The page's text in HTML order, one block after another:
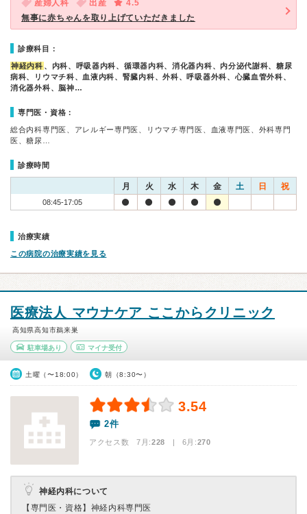
産婦人科 出産
4.5
無事に赤ちゃんを取り上げていただきました
診療科目：
神経内科 、内科、呼吸器内科、循環器内科、消化器内科、内分泌代謝科、糖尿
病科、リウマチ科、血液内科、腎臓内科、外科、呼吸器外科、心臓血管外科、
消化器外科、脳神…
専門医・資格：
総合内科専門医、アレルギー専門医、リウマチ専門医、血液専門医、外科専門
医、糖尿…
診療時間
月 火 水 木 金 土 日 祝
08:45-17:05
治療実績
この病院の治療実績を見る
医療法人 マウナケア ここからクリニック
高知県高知市鵜来巣
駐車場あり マイナ受付
土曜（〜18:00） 朝（8:30〜）
3.54
2件
アクセス数 7月:228 | 6月:270
神経内科について
【専門医・資格】 神経内科専門医